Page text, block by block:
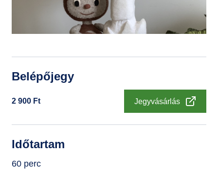
Belépőjegy
2 900 Ft Jegyvásárlás
Időtartam
60 perc